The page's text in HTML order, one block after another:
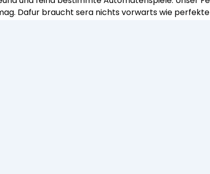
Dafur braucht sera nichts vorwarts wie